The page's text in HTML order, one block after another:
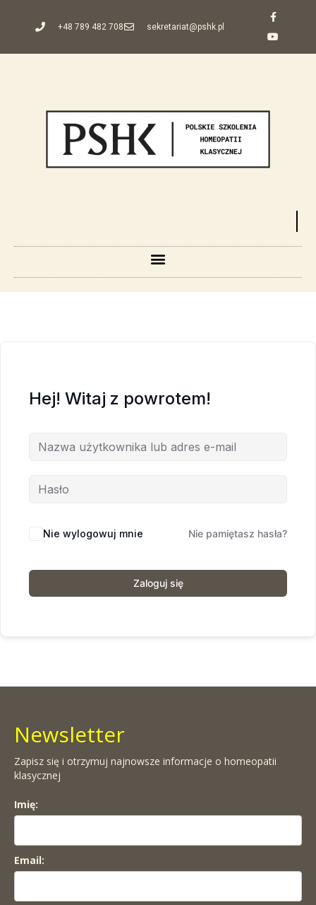
+48 789 482 708 sekretariat@pshk.pl
Hej! Witaj z powrotem!
Nie wylogowuj mnie Nie pamiętasz hasła?
Zaloguj się
Newsletter
Zapisz się i otrzymuj najnowsze informacje o homeopatii
klasycznej
Imię:
Email: